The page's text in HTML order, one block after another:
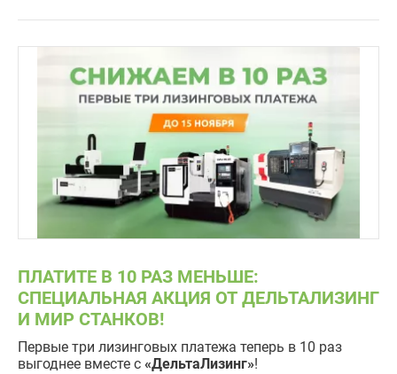
ПЛАТИТЕ В 10 РАЗ МЕНЬШЕ:
СПЕЦИАЛЬНАЯ АКЦИЯ ОТ ДЕЛЬТАЛИЗИНГ
И МИР СТАНКОВ!
Первые три лизинговых платежа теперь в 10 раз
выгоднее вместе с «ДельтаЛизинг»!